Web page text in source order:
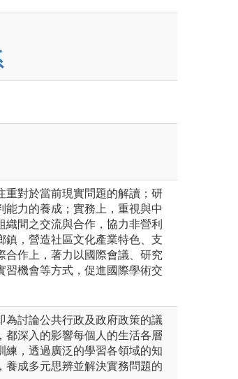
重對於當前現實問題的解讀；研
能力的養成；實務上，重視與中
間之交流與合作，協力非營利
鎮，營造社區文化產業特色、支
合作上，著力以國際會議、研究
習機會等方式，促進國際學術交
為討論公共行政及政府政策的議
都深入的影響每個人的生活各層
練，透過廣泛的學習各領域的知
養成多元思辨並解決實務問題的